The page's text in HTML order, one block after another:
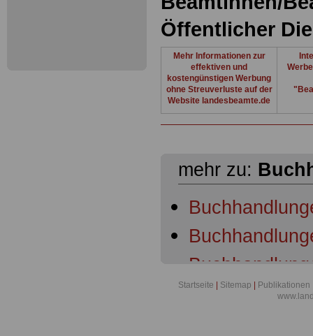
Öffentlicher
Mehr Informationen zur
effektiven und
kostengünstigen Werbung
ohne Streuverluste auf der
Website landesbeamte.de
mehr zu:
Startseite Sitemap Publikationen